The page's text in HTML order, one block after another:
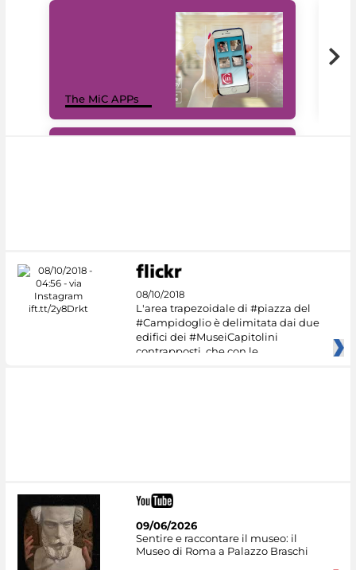
The MiC APPs
08/10/2018
L'area trapezoidale di #piazza del
#Campidoglio è delimitata dai due
edifici dei #MuseiCapitolini
contrapposti, che con le
09/06/2026
Sentire e raccontare il museo: il
Museo di Roma a Palazzo Braschi